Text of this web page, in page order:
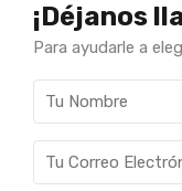
¡Déjanos
Para ayudarle a